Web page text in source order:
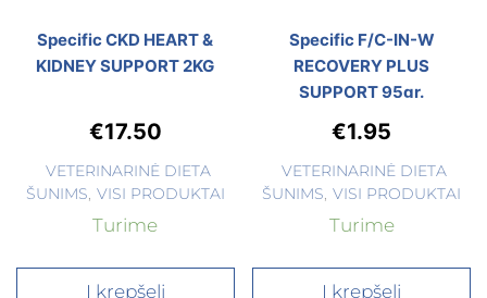
Specific CKD HEART &
KIDNEY SUPPORT 2KG
€17.50
VETERINARINĖ DIETA
ŠUNIMS VISI PRODUKTAI
Turime
Į krepšelį
Specific F/C-IN-W
RECOVERY PLUS
SUPPORT 95gr.
€1.95
VETERINARINĖ DIETA
ŠUNIMS VISI PRODUKTAI
Turime
Į krepšelį